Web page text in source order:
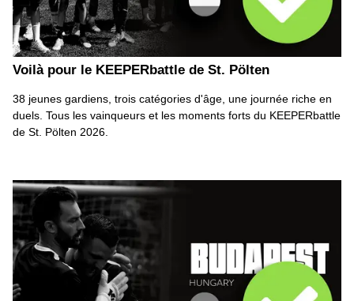
Voilà pour le KEEPERbattle de St. Pölten
38 jeunes gardiens, trois catégories d'âge, une journée riche en
duels. Tous les vainqueurs et les moments forts du KEEPERbattle
de St. Pölten 2026.